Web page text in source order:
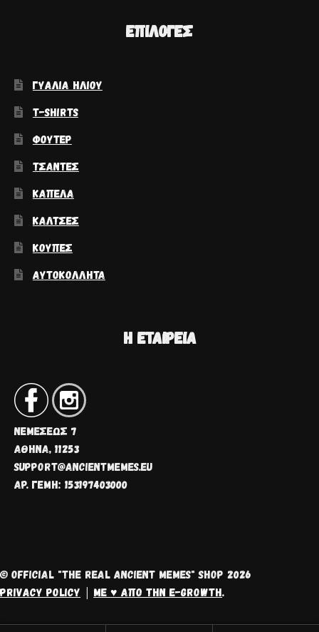
ΕΠΙΛΟΓΈΣ
ΓΥΑΛΙΆ ΗΛΊΟΥ
T-SHIRTS
ΦΟΎΤΕΡ
ΤΣΆΝΤΕΣ
ΚΑΠΈΛΑ
ΚΆΛΤΣΕΣ
ΚΟΎΠΕΣ
ΑΥΤΟΚΌΛΛΗΤΑ
Η ΕΤΑΙΡΕΊΑ
ΝΕΜΈΣΕΩΣ 7
ΑΘΗΝΑ, 11253
SUPPORT@ANCIENTMEMES.EU
ΑΡ. ΓΕΜΗ: 153197403000
© OFFICIAL "THE REAL ANCIENT MEMES" SHOP 2026
PRIVACY POLICY
ΜΕ ♥ ΑΠΌ ΤΗΝ E-GROWTH.